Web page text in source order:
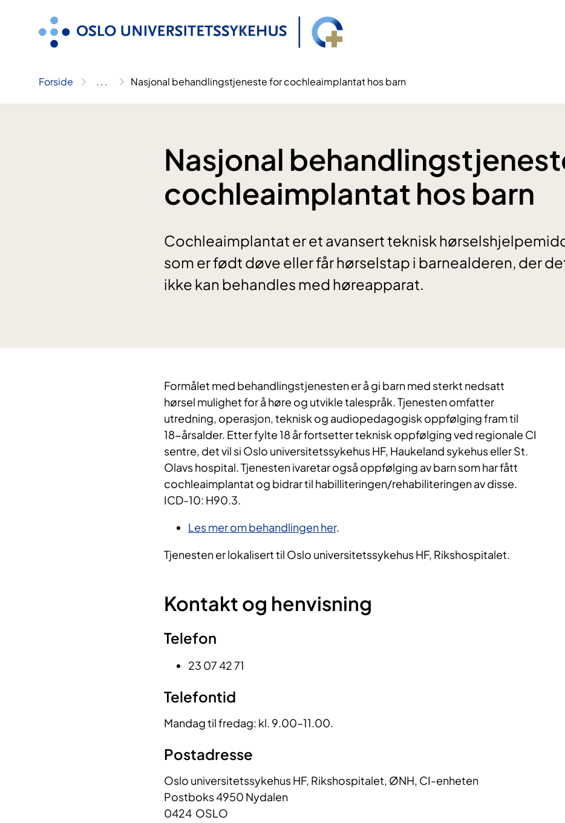
Forside .. . Nasjonal behandlingstjeneste for cochleaimplantat hos barn
Nasjonal
cochleaimplantat hos barn
Cochleaimplantat er et avansert teknisk
som er født døve eller får hørselstap i barnealderen, der
ikke kan behandles med høreapparat.
​Formålet med behandlingstjenesten er å gi barn med sterkt nedsatt
hørsel mulighet for å høre og utvikle talespråk. Tjenesten omfatter
utredning, operasjon, teknisk og audiopedagogisk oppfølging fram til
18-årsalder. Etter fylte 18 år fortsetter teknisk oppfølging ved regionale CI
sentre, det vil si Oslo universitetssykehus HF, Haukeland sykehus eller St.
Olavs hospital. Tjenesten ivaretar også oppfølging av barn som har fått
cochleaimplantat og bidrar til habilliteringen/rehabiliteringen av disse.
ICD-10: H90.3.
Les mer om behandlingen her.
Tjenesten er lokalisert til Oslo universitetssykehus HF, Rikshospitalet.
Ko​ntakt og henvisning
T​​elefon
23 07 42 71
Telefontid​
Mandag til fredag: kl. 9.00–11.00.
​​Postadresse
Oslo universitetssykehus HF, Rikshospitalet, ØNH, CI-enheten
Postboks 4950 Nydalen
0424 OSLO